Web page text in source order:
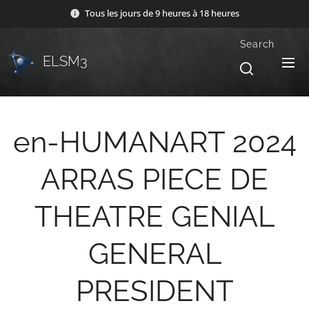
Tous les jours de 9 heures à 18 heures
ELSM3
Search
en-HUMANART 2024
ARRAS PIECE DE
THEATRE GENIAL
GENERAL
PRESIDENT